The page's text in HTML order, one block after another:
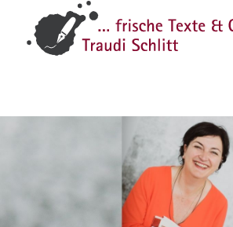
Texte